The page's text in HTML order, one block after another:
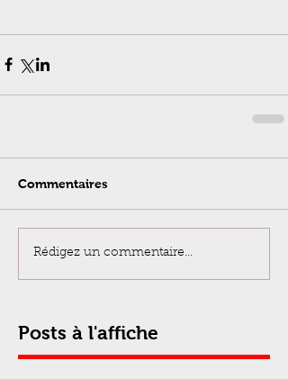
Commentaires
Rédigez un commentaire...
Posts à l'affiche